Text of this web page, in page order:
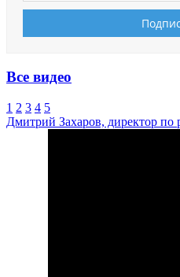
Все видео
1 2 3 4 5
Дмитрий Захаров, директор